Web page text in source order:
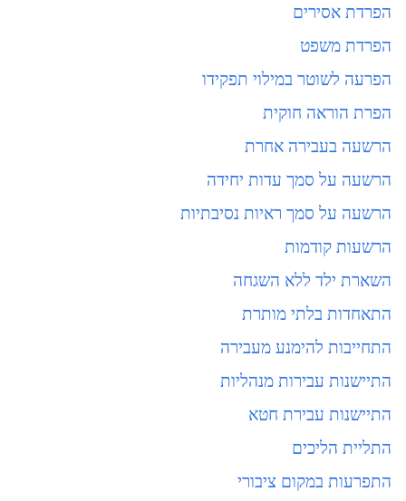
הפרדת אסירים
הפרדת משפט
הפרעה לשוטר במילוי תפקידו
הפרת הוראה חוקית
הרשעה בעבירה אחרת
הרשעה על סמך עדות יחידה
הרשעה על סמך ראיות נסיבתיות
הרשעות קודמות
השארת ילד ללא השגחה
התאחדות בלתי מותרת
התחייבות להימנע מעבירה
התיישנות עבירות מנהליות
התיישנות עבירת חטא
התליית הליכים
התפרעות במקום ציבורי